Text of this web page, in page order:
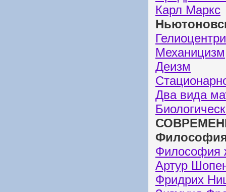
Карл Маркс
Механицизм
Деизм
Два вида
Философия
Артур
Фридрих